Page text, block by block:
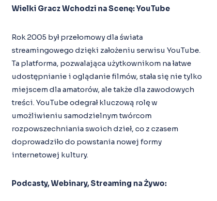
Wielki Gracz Wchodzi na Scenę: YouTube
Rok 2005 był przełomowy dla świata
streamingowego dzięki założeniu serwisu YouTube.
Ta platforma, pozwalająca użytkownikom na łatwe
udostępnianie i oglądanie filmów, stała się nie tylko
miejscem dla amatorów, ale także dla zawodowych
treści. YouTube odegrał kluczową rolę w
umożliwieniu samodzielnym twórcom
rozpowszechniania swoich dzieł, co z czasem
doprowadziło do powstania nowej formy
internetowej kultury.
Podcasty, Webinary, Streaming na Żywo: